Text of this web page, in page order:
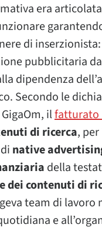
era
di
pubblicitaria
dipendenza
Secondo le
ilfatturato
di ricerca,
native
della
dei contenuti di
team di
e